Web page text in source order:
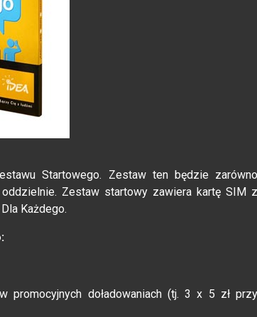
Startowego. Zestaw ten będzie zarówno
Zestaw startowy zawiera kartę SIM z
Każdego.
doładowaniach (tj. 3 x 5 zł przy